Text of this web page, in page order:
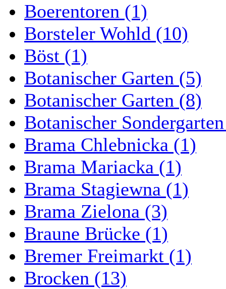
Boerentoren (1)
Borsteler Wohld (10)
Böst (1)
Botanischer Garten (5)
Botanischer Garten (8)
Botanischer
Brama Chlebnicka (1)
Brama Mariacka (1)
Brama Stagiewna (1)
Brama Zielona (3)
Braune Brücke (1)
Bremer Freimarkt (1)
Brocken (13)